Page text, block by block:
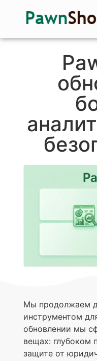
Мы продолжаем
инструментом
обновлении мы
вещах: глубоком
защите от